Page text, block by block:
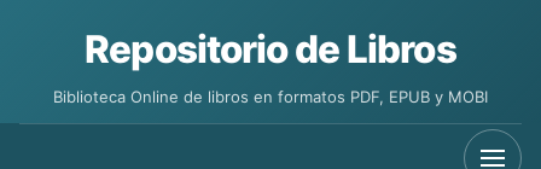
Repositorio de Libros
Biblioteca Online de libros en formatos PDF, EPUB y MOBI